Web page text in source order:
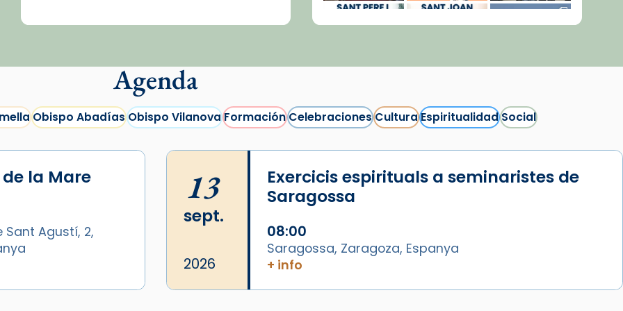
Cargar más...
Agenda
Obispo AbadíasObispo VilanovaFormaciónCelebracionesCulturaEspiritualidadSocial
la Mare
Agustí, 2,
13
sept.
2026
Exercicis espirituals a seminaristes de
Saragossa
08:00
Saragossa, Zaragoza, Espanya
+ info